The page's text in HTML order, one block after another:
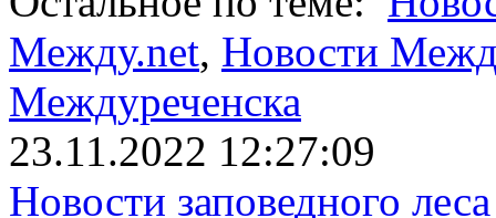
Между.net, Новости
Междуреченска
23.11.2022 12:27:09
Новости заповедного леса